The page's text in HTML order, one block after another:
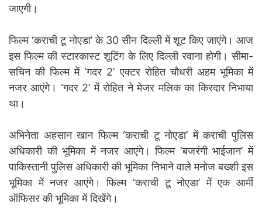
जाएगी।
फिल्म ‘कराची टू नोएडा’ के 30 सीन दिल्ली में शूट किए जाएंगे। आज
इस फिल्म की स्टारकास्ट शूटिंग के लिए दिल्ली रवाना होगी। सीमा-
सचिन की फिल्म में ‘गदर 2’ एक्टर रोहित चौधरी अहम भूमिका में
नजर आएंगे। ‘गदर 2’ में रोहित ने मेजर मलिक का किरदार निभाया
था।
अभिनेता अहसान खान फिल्म ‘कराची टू नोएडा’ में कराची पुलिस
अधिकारी की भूमिका में नजर आएंगे। फिल्म ‘बजरंगी भाईजान’ में
पाकिस्तानी पुलिस अधिकारी की भूमिका निभाने वाले मनोज बख्शी इस
भूमिका में नजर आएंगे। फिल्म ‘कराची टू नोएडा’ में एक आर्मी
ऑफिसर की भूमिका में दिखेंगे।